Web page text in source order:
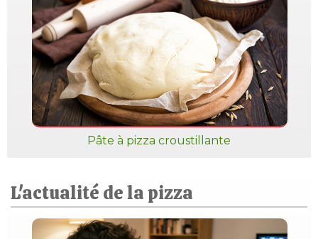
Pâte à pizza croustillante
L'actualité de la pizza